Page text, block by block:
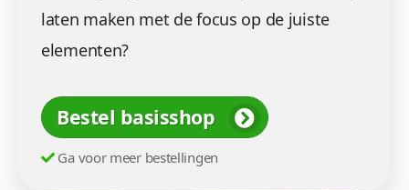
laten maken met de focus op de juiste
elementen?
Bestel basisshop
Ga voor meer bestellingen